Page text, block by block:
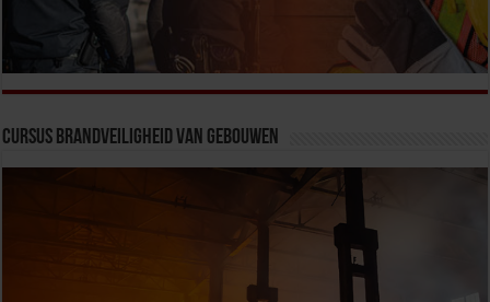
Cursus Brandveiligheid van Gebouwen